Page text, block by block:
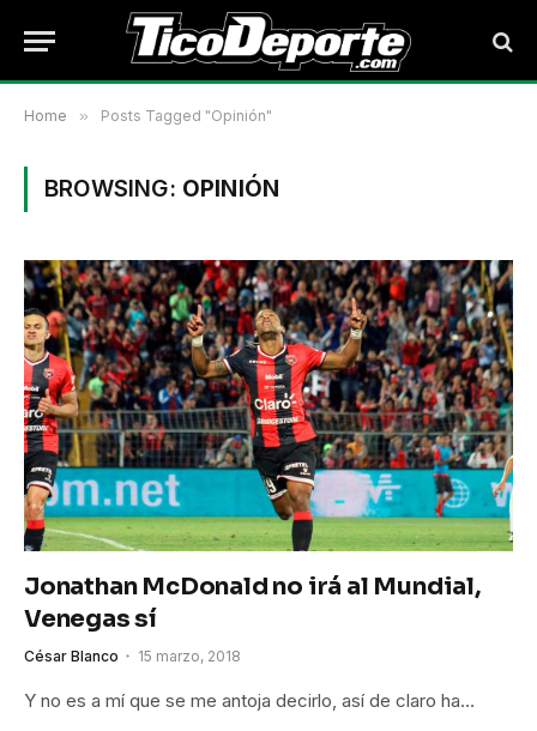
Home » Posts Tagged "Opinión"
BROWSING: OPINIÓN
Jonathan McDonald no irá al Mundial,
Venegas sí
César Blanco 15 marzo, 2018
Y no es a mí que se me antoja decirlo, así de claro ha…